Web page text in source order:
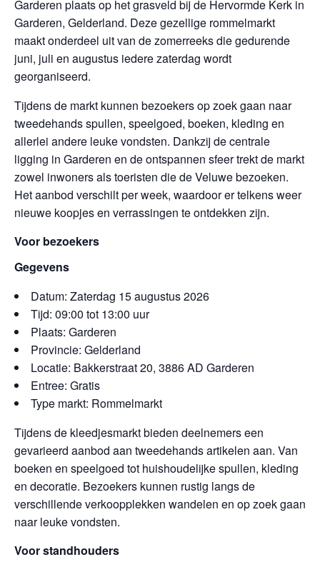
Garderen plaats op het grasveld bij de Hervormde Kerk in
Garderen, Gelderland. Deze gezellige rommelmarkt
maakt onderdeel uit van de zomerreeks die gedurende
juni, juli en augustus iedere zaterdag wordt
georganiseerd.
Tijdens de markt kunnen bezoekers op zoek gaan naar
tweedehands spullen, speelgoed, boeken, kleding en
allerlei andere leuke vondsten. Dankzij de centrale
ligging in Garderen en de ontspannen sfeer trekt de markt
zowel inwoners als toeristen die de Veluwe bezoeken.
Het aanbod verschilt per week, waardoor er telkens weer
nieuwe koopjes en verrassingen te ontdekken zijn.
Voor bezoekers
Gegevens
Datum: Zaterdag 15 augustus 2026
Tijd: 09:00 tot 13:00 uur
Plaats: Garderen
Provincie: Gelderland
Locatie: Bakkerstraat 20, 3886 AD Garderen
Entree: Gratis
Type markt: Rommelmarkt
Tijdens de kleedjesmarkt bieden deelnemers een
gevarieerd aanbod aan tweedehands artikelen aan. Van
boeken en speelgoed tot huishoudelijke spullen, kleding
en decoratie. Bezoekers kunnen rustig langs de
verschillende verkoopplekken wandelen en op zoek gaan
naar leuke vondsten.
Voor standhouders